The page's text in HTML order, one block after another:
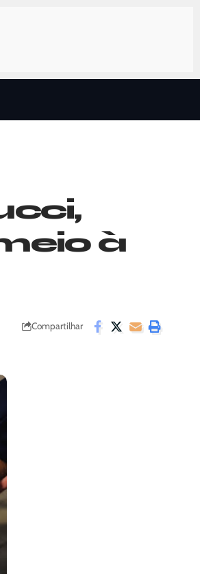
à
Compartilhar